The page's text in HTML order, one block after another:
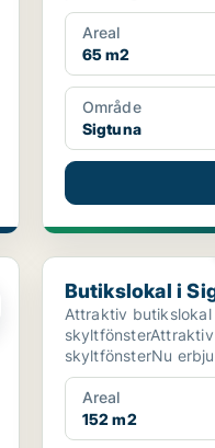
dig som...
Areal
65 m2
Område
Sigtuna
Butikslokal i Sigtuna
Butikslokal i
Attraktiv
skyltfönsterNu
cirka...
Areal
152 m2